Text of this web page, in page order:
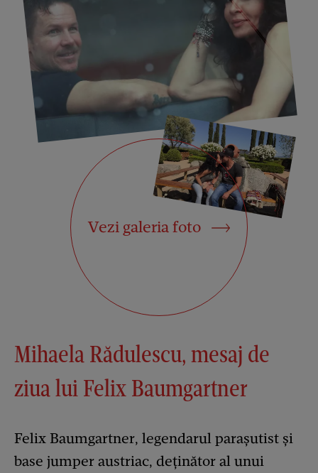
Vezi galeria foto
Mihaela Rădulescu, mesaj de
ziua lui Felix Baumgartner
Felix Baumgartner, legendarul parașutist și
base jumper austriac, deținător al unui